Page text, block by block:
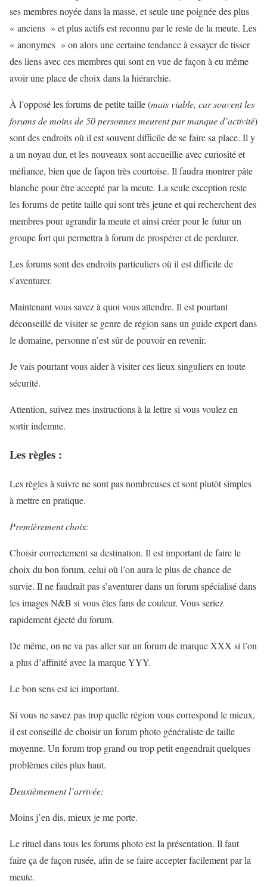
ses membres noyée dans la masse, et seule une poignée des plus
« anciens » et plus actifs est reconnu par le reste de la meute. Les
« anonymes » on alors une certaine tendance à essayer de tisser
des liens avec ces membres qui sont en vue de façon à eu même
avoir une place de choix dans la hiérarchie.
À l’opposé les forums de petite taille (mais viable, car souvent les
forums de moins de 50 personnes meurent par manque d’activité)
sont des endroits où il est souvent difficile de se faire sa place. Il y
a un noyau dur, et les nouveaux sont accueillie avec curiosité et
méfiance, bien que de façon très courtoise. Il faudra montrer pâte
blanche pour être accepté par la meute. La seule exception reste
les forums de petite taille qui sont très jeune et qui recherchent des
membres pour agrandir la meute et ainsi créer pour le futur un
groupe fort qui permettra à forum de prospérer et de perdurer.
Les forums sont des endroits particuliers où il est difficile de
s’aventurer.
Maintenant vous savez à quoi vous attendre. Il est pourtant
déconseillé de visiter se genre de région sans un guide expert dans
le domaine, personne n’est sûr de pouvoir en revenir.
Je vais pourtant vous aider à visiter ces lieux singuliers en toute
sécurité.
Attention, suivez mes instructions à la lettre si vous voulez en
sortir indemne.
Les règles :
Les règles à suivre ne sont pas nombreuses et sont plutôt simples
à mettre en pratique.
Premièrement choix:
Choisir correctement sa destination. Il est important de faire le
choix du bon forum, celui où l’on aura le plus de chance de
survie. Il ne faudrait pas s’aventurer dans un forum spécialisé dans
les images N&B si vous êtes fans de couleur. Vous seriez
rapidement éjecté du forum.
De même, on ne va pas aller sur un forum de marque XXX si l’on
a plus d’affinité avec la marque YYY.
Le bon sens est ici important.
Si vous ne savez pas trop quelle région vous correspond le mieux,
il est conseillé de choisir un forum photo généraliste de taille
moyenne. Un forum trop grand ou trop petit engendrait quelques
problèmes cités plus haut.
Deuxièmement l’arrivée:
Moins j’en dis, mieux je me porte.
Le rituel dans tous les forums photo est la présentation. Il faut
faire ça de façon rusée, afin de se faire accepter facilement par la
meute.